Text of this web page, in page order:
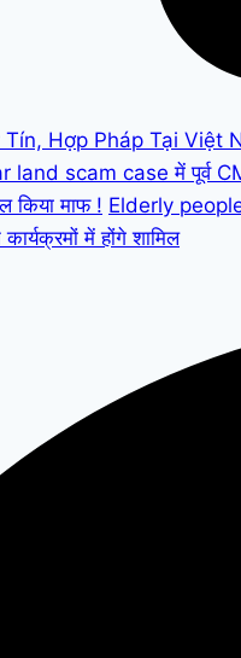
Hợp Pháp Tại Việt
land scam case में पूर्व CM
किया माफ ! Elderly people
में होंगे शामिल